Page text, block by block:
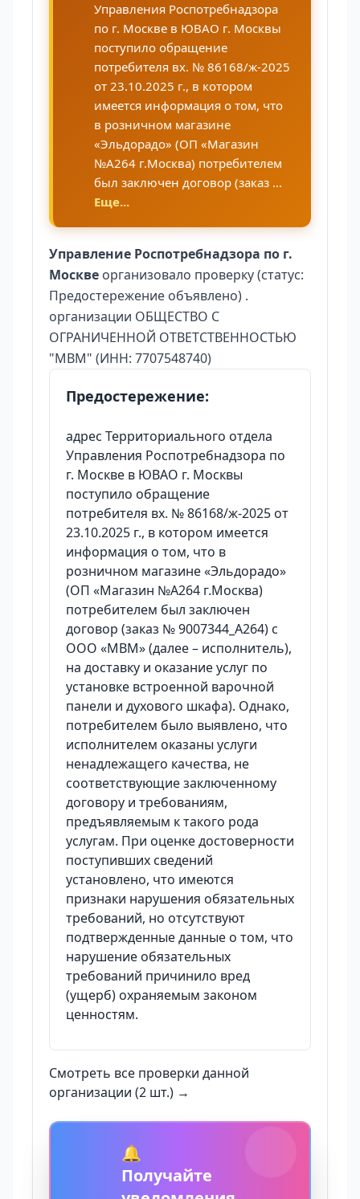
Управления Роспотребнадзора
по г. Москве в ЮВАО г. Москвы
поступило обращение
потребителя вх. № 86168/ж-2025
от 23.10.2025 г., в котором
имеется информация о том, что
в розничном магазине
«Эльдорадо» (ОП «Магазин
№А264 г.Москва) потребителем
был заключен договор (заказ ...
Еще...
Управление Роспотребнадзора по г.
Москве организовало проверку (статус:
Предостережение объявлено) .
организации ОБЩЕСТВО С
ОГРАНИЧЕННОЙ ОТВЕТСТВЕННОСТЬЮ
"МВМ" (ИНН: 7707548740)
Предостережение:
адрес Территориального отдела
Управления Роспотребнадзора по
г. Москве в ЮВАО г. Москвы
поступило обращение
потребителя вх. № 86168/ж-2025 от
23.10.2025 г., в котором имеется
информация о том, что в
розничном магазине «Эльдорадо»
(ОП «Магазин №А264 г.Москва)
потребителем был заключен
договор (заказ № 9007344_А264) с
ООО «МВМ» (далее – исполнитель),
на доставку и оказание услуг по
установке встроенной варочной
панели и духового шкафа). Однако,
потребителем было выявлено, что
исполнителем оказаны услуги
ненадлежащего качества, не
соответствующие заключенному
договору и требованиям,
предъявляемым к такого рода
услугам. При оценке достоверности
поступивших сведений
установлено, что имеются
признаки нарушения обязательных
требований, но отсутствуют
подтвержденные данные о том, что
нарушение обязательных
требований причинило вред
(ущерб) охраняемым законом
ценностям.
Смотреть все проверки данной
организации (2 шт.) →
🔔
Получайте